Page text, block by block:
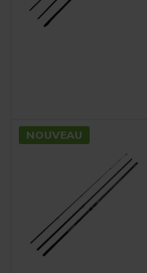
NOUVEAU